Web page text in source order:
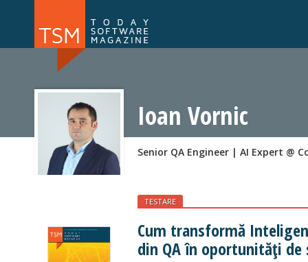
NOU
Ioan Vornic
Senior QA Engineer | AI Expert @
TESTARE
Cum transformă
din QA în oportunități de